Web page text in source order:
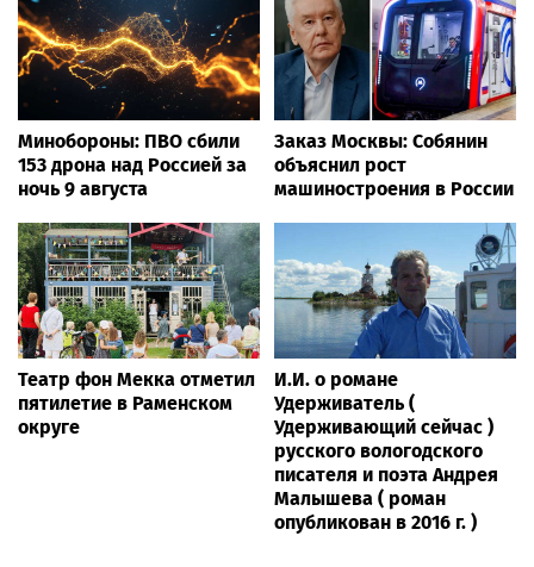
Минобороны: ПВО сбили
153 дрона над Россией за
ночь 9 августа
Заказ Москвы: Собянин
объяснил рост
машиностроения в России
Театр фон Мекка отметил
пятилетие в Раменском
округе
И.И. о романе
Удерживатель (
Удерживающий сейчас )
русского вологодского
писателя и поэта Андрея
Малышева ( роман
опубликован в 2016 г. )